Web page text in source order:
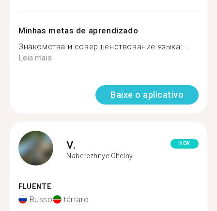
Minhas metas de aprendizado
Знакомства и совершенствование языка:...
Leia mais
Baixe o aplicativo
V.
Naberezhnye Chelny
NEW
FLUENTE
Russo tártaro